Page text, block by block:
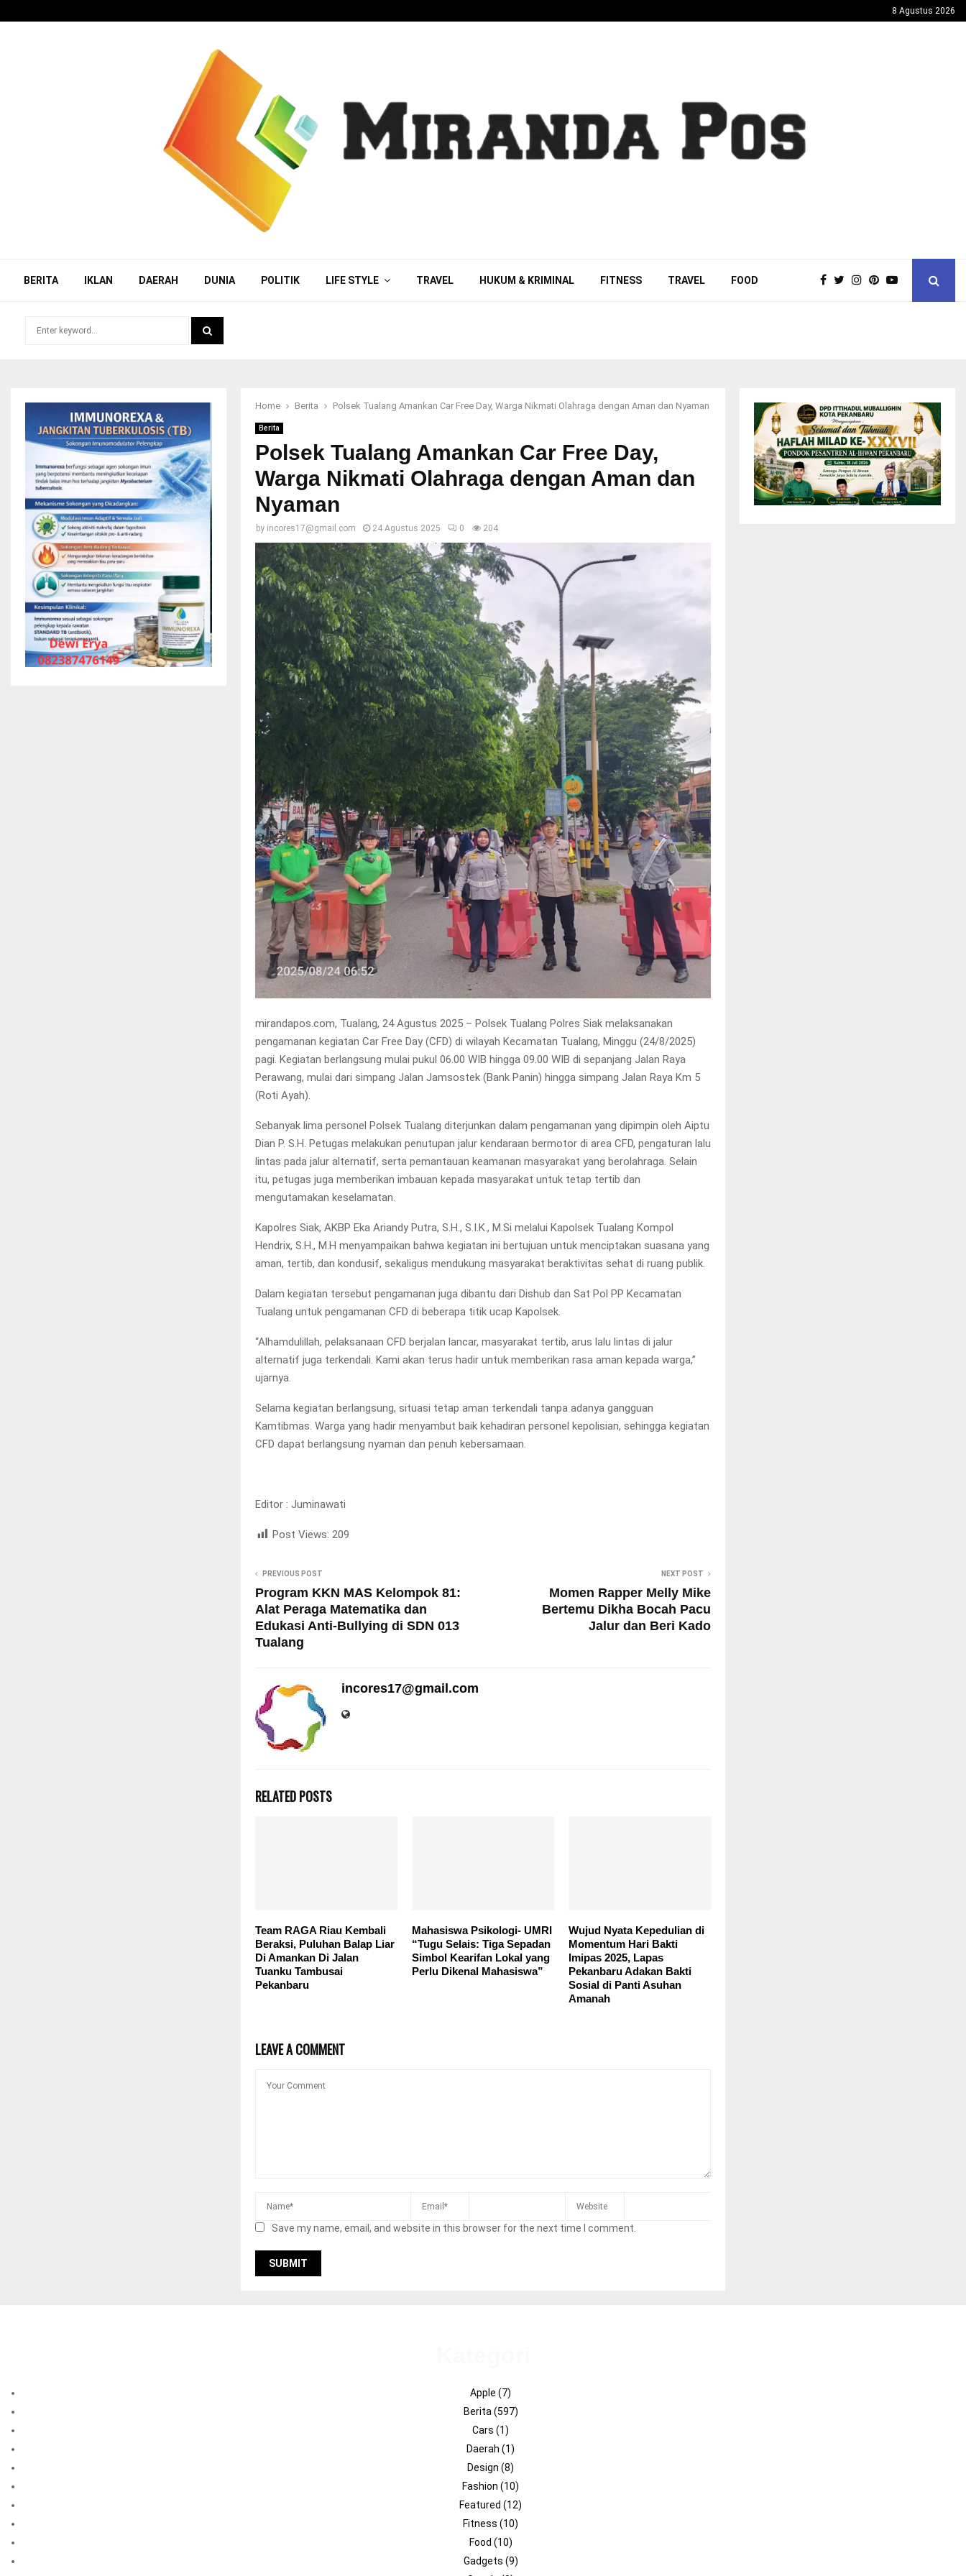
8 Agustus 2026
BERITA IKLAN DAERAH DUNIA POLITIK LIFE STYLE TRAVEL HUKUM & KRIMINAL FITNESS TRAVEL FOOD
Home Berita Polsek Tualang Amankan Car Free Day, Warga Nikmati Olahraga dengan Aman dan Nyaman
Berita
Polsek Tualang Amankan Car Free Day,
Warga Nikmati Olahraga dengan Aman dan
Nyaman
by incores17@gmail.com 24 Agustus 2025 0 204
mirandapos.com, Tualang, 24 Agustus 2025 – Polsek Tualang Polres Siak melaksanakan
pengamanan kegiatan Car Free Day (CFD) di wilayah Kecamatan Tualang, Minggu (24/8/2025)
pagi. Kegiatan berlangsung mulai pukul 06.00 WIB hingga 09.00 WIB di sepanjang Jalan Raya
Perawang, mulai dari simpang Jalan Jamsostek (Bank Panin) hingga simpang Jalan Raya Km 5
(Roti Ayah).
Sebanyak lima personel Polsek Tualang diterjunkan dalam pengamanan yang dipimpin oleh Aiptu
Dian P. S.H. Petugas melakukan penutupan jalur kendaraan bermotor di area CFD, pengaturan lalu
lintas pada jalur alternatif, serta pemantauan keamanan masyarakat yang berolahraga. Selain
itu, petugas juga memberikan imbauan kepada masyarakat untuk tetap tertib dan
mengutamakan keselamatan.
Kapolres Siak, AKBP Eka Ariandy Putra, S.H., S.I.K., M.Si melalui Kapolsek Tualang Kompol
Hendrix, S.H., M.H menyampaikan bahwa kegiatan ini bertujuan untuk menciptakan suasana yang
aman, tertib, dan kondusif, sekaligus mendukung masyarakat beraktivitas sehat di ruang publik.
Dalam kegiatan tersebut pengamanan juga dibantu dari Dishub dan Sat Pol PP Kecamatan
Tualang untuk pengamanan CFD di beberapa titik ucap Kapolsek.
“Alhamdulillah, pelaksanaan CFD berjalan lancar, masyarakat tertib, arus lalu lintas di jalur
alternatif juga terkendali. Kami akan terus hadir untuk memberikan rasa aman kepada warga,”
ujarnya.
Selama kegiatan berlangsung, situasi tetap aman terkendali tanpa adanya gangguan
Kamtibmas. Warga yang hadir menyambut baik kehadiran personel kepolisian, sehingga kegiatan
CFD dapat berlangsung nyaman dan penuh kebersamaan.
Editor : Juminawati
Post Views: 209
PREVIOUS POST
Program KKN MAS Kelompok 81:
Alat Peraga Matematika dan
Edukasi Anti-Bullying di SDN 013
Tualang
NEXT POST
Momen Rapper Melly Mike
Bertemu Dikha Bocah Pacu
Jalur dan Beri Kado
incores17@gmail.com
RELATED POSTS
Team RAGA Riau Kembali
Beraksi, Puluhan Balap Liar
Di Amankan Di Jalan
Tuanku Tambusai
Pekanbaru
Mahasiswa Psikologi- UMRI
“Tugu Selais: Tiga Sepadan
Simbol Kearifan Lokal yang
Perlu Dikenal Mahasiswa”
Wujud Nyata Kepedulian di
Momentum Hari Bakti
Imipas 2025, Lapas
Pekanbaru Adakan Bakti
Sosial di Panti Asuhan
Amanah
LEAVE A COMMENT
Save my name, email, and website in this browser for the next time I comment.
Apple (7)
Berita(597)
Cars (1)
Daerah (1)
Design (8)
Fashion (10)
Featured (12)
Fitness (10)
Food (10)
Gadgets (9)